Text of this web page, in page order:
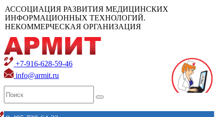
АССОЦИАЦИЯ РАЗВИТИЯ МЕДИЦИНСКИХ
ИНФОРМАЦИОННЫХ ТЕХНОЛОГИЙ.
НЕКОММЕРЧЕСКАЯ ОРГАНИЗАЦИЯ
+7-916-628-59-46
info@armit.ru